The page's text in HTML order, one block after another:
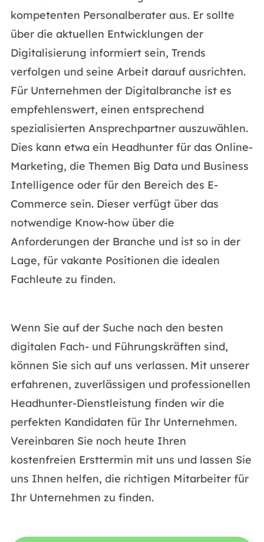
kompetenten Personalberater aus. Er sollte
über die aktuellen Entwicklungen der
Digitalisierung informiert sein, Trends
verfolgen und seine Arbeit darauf ausrichten.
Für Unternehmen der Digitalbranche ist es
empfehlenswert, einen entsprechend
spezialisierten Ansprechpartner auszuwählen.
Dies kann etwa ein Headhunter für das Online-
Marketing, die Themen Big Data und Business
Intelligence oder für den Bereich des E-
Commerce sein. Dieser verfügt über das
notwendige Know-how über die
Anforderungen der Branche und ist so in der
Lage, für vakante Positionen die idealen
Fachleute zu finden.
Wenn Sie auf der Suche nach den besten
digitalen Fach- und Führungskräften sind,
können Sie sich auf uns verlassen. Mit unserer
erfahrenen, zuverlässigen und professionellen
Headhunter-Dienstleistung finden wir die
perfekten Kandidaten für Ihr Unternehmen.
Vereinbaren Sie noch heute Ihren
kostenfreien Ersttermin mit uns und lassen Sie
uns Ihnen helfen, die richtigen Mitarbeiter für
Ihr Unternehmen zu finden.